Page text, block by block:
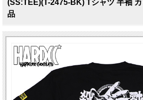
(SS:TEE)(T-2475-BK) Tシャツ 半袖
品